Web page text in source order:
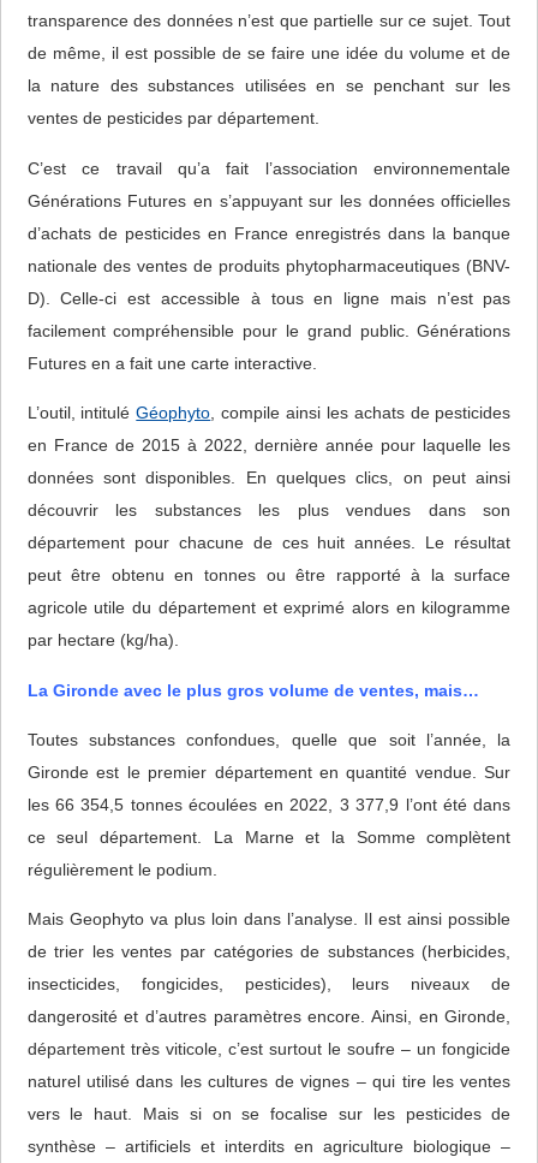
transparence des données n’est que partielle sur ce sujet. Tout
de même, il est possible de se faire une idée du volume et de
la nature des substances utilisées en se penchant sur les
ventes de pesticides par département.
C’est ce travail qu’a fait l’association environnementale
Générations Futures en s’appuyant sur les données officielles
d’achats de pesticides en France enregistrés dans la banque
nationale des ventes de produits phytopharmaceutiques (BNV-
D). Celle-ci est accessible à tous en ligne mais n’est pas
facilement compréhensible pour le grand public. Générations
Futures en a fait une carte interactive.
L’outil, intituléGéophyto , compile ainsi les achats de pesticides
en France de 2015 à 2022, dernière année pour laquelle les
données sont disponibles. En quelques clics, on peut ainsi
découvrir les substances les plus vendues dans son
département pour chacune de ces huit années. Le résultat
peut être obtenu en tonnes ou être rapporté à la surface
agricole utile du département et exprimé alors en kilogramme
par hectare (kg/ha).
La Gironde avec le plus gros volume de ventes, mais…
Toutes substances confondues, quelle que soit l’année, la
Gironde est le premier département en quantité vendue. Sur
les 66 354,5 tonnes écoulées en 2022, 3 377,9 l’ont été dans
ce seul département. La Marne et la Somme complètent
régulièrement le podium.
Mais Geophyto va plus loin dans l’analyse. Il est ainsi possible
de trier les ventes par catégories de substances (herbicides,
insecticides, fongicides, pesticides), leurs niveaux de
dangerosité et d’autres paramètres encore. Ainsi, en Gironde,
département très viticole, c’est surtout le soufre – un fongicide
naturel utilisé dans les cultures de vignes ‒ qui tire les ventes
vers le haut. Mais si on se focalise sur les pesticides de
synthèse ‒ artificiels et interdits en agriculture biologique ‒